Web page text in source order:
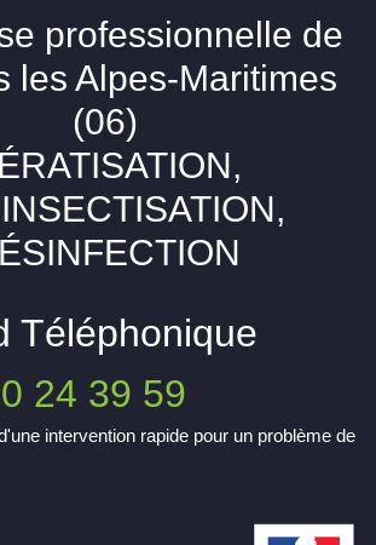
professionnelle de
les Alpes-Maritimes
(06)
Téléphonique
24 39 59
intervention rapide pour un problème de